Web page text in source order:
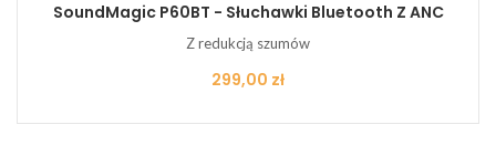
SoundMagic P60BT - Słuchawki Bluetooth Z ANC
Z redukcją szumów
Cena
299,00 zł